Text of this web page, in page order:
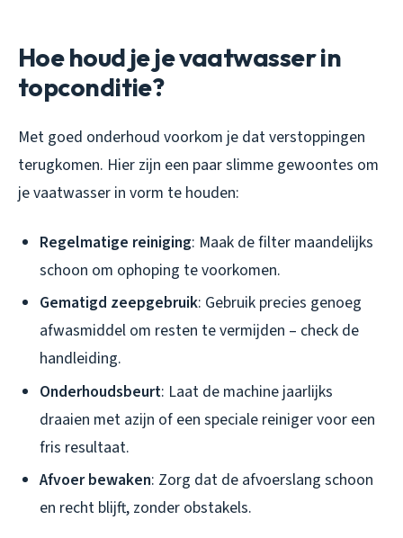
Hoe houd je je vaatwasser in
topconditie?
Met goed onderhoud voorkom je dat verstoppingen
terugkomen. Hier zijn een paar slimme gewoontes om
je vaatwasser in vorm te houden:
Regelmatige reiniging: Maak de filter maandelijks
schoon om ophoping te voorkomen.
Gematigd zeepgebruik: Gebruik precies genoeg
afwasmiddel om resten te vermijden – check de
handleiding.
Onderhoudsbeurt: Laat de machine jaarlijks
draaien met azijn of een speciale reiniger voor een
fris resultaat.
Afvoer bewaken: Zorg dat de afvoerslang schoon
en recht blijft, zonder obstakels.